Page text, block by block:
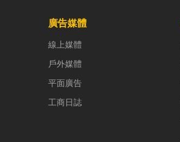
廣告媒體
線上媒體
戶外媒體
平面廣告
工商日誌